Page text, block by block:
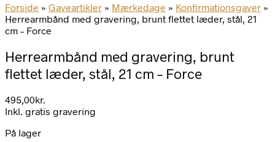
Forside » Gaveartikler » Mærkedage » Konfirmationsgaver »
Herrearmbånd med gravering, brunt flettet læder, stål, 21
cm – Force
Herrearmbånd med gravering, brunt
flettet læder, stål, 21 cm – Force
495,00kr.
Inkl. gratis gravering
På lager